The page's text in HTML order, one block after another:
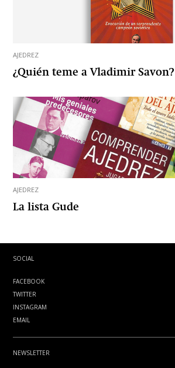
AJEDREZ
¿Quién teme a Vladimir Savon?
AJEDREZ
La lista Gude
SOCIAL
FACEBOOK
TWITTER
INSTAGRAM
EMAIL
NEWSLETTER